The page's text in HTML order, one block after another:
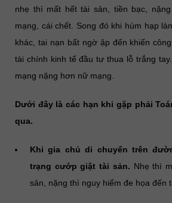
nhẹ thì mất hết tài sản, tiền bạc,
mạng, cái chết. Song đó khi hùm hạp
khác, tai nạn bất ngờ ập đến khiến
tài chính kinh tế đầu tư thua lỗ trắng
mạng nặng hơn nữ mạng.
Dưới đây là các hạn khi gặp phải
qua.
Khi gia chủ di chuyển trên
trạng cướp giật tài sản. Nhẹ thì
sản, nặng thì nguy hiểm đe họa đến